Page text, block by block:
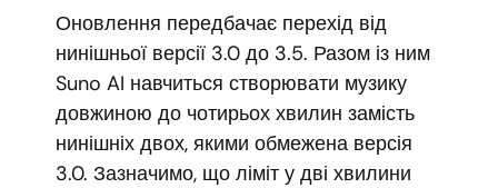
Оновлення передбачає перехід від
нинішньої версії 3.0 до 3.5. Разом із ним
Suno AI навчиться створювати музику
довжиною до чотирьох хвилин замість
нинішніх двох, якими обмежена версія
3.0. Зазначимо, що ліміт у дві хвилини